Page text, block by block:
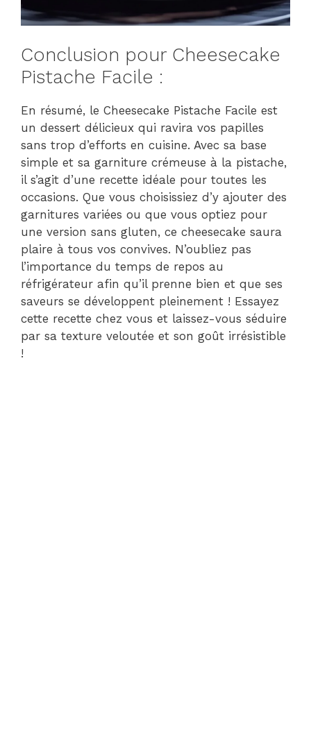
Conclusion pour Cheesecake
Pistache Facile :
En résumé, le Cheesecake Pistache Facile est
un dessert délicieux qui ravira vos papilles
sans trop d’efforts en cuisine. Avec sa base
simple et sa garniture crémeuse à la pistache,
il s’agit d’une recette idéale pour toutes les
occasions. Que vous choisissiez d’y ajouter des
garnitures variées ou que vous optiez pour
une version sans gluten, ce cheesecake saura
plaire à tous vos convives. N’oubliez pas
l’importance du temps de repos au
réfrigérateur afin qu’il prenne bien et que ses
saveurs se développent pleinement ! Essayez
cette recette chez vous et laissez-vous séduire
par sa texture veloutée et son goût irrésistible
!